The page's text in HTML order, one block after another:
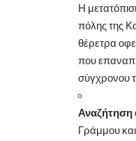
Η
πόλης της
θέρετρα
που
σύγχρονου
Αναζήτηση
Γράμμου